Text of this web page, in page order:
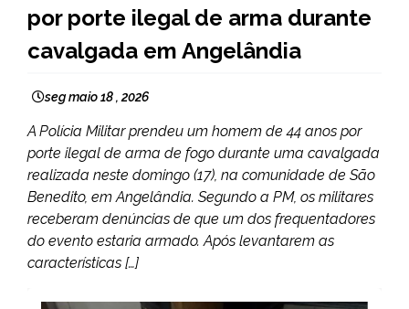
NOTÍCIAS
por porte ilegal de arma durante
cavalgada em Angelândia
seg maio 18 , 2026
A Polícia Militar prendeu um homem de 44 anos por
porte ilegal de arma de fogo durante uma cavalgada
realizada neste domingo (17), na comunidade de São
Benedito, em Angelândia. Segundo a PM, os militares
receberam denúncias de que um dos frequentadores
do evento estaria armado. Após levantarem as
características […]